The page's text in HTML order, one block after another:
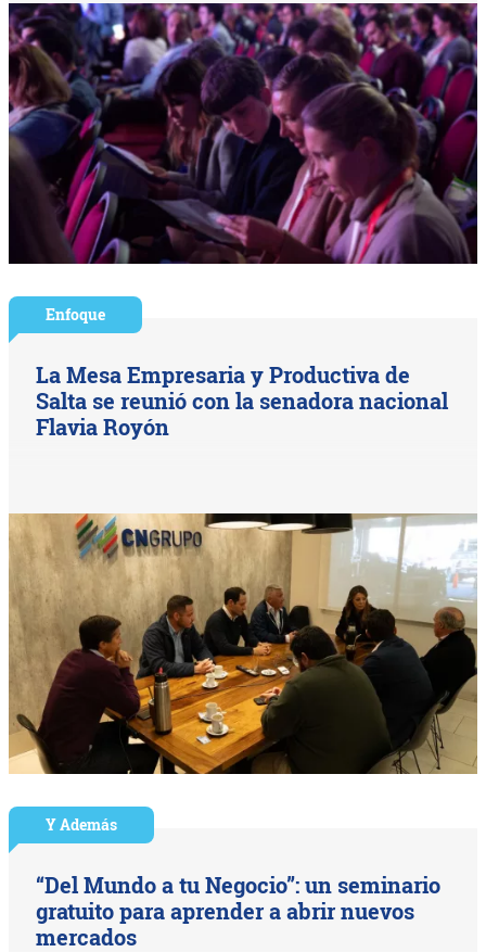
Enfoque
La Mesa Empresaria y Productiva de
Salta se reunió con la senadora nacional
Flavia Royón
Y Además
“Del Mundo a tu Negocio”: un seminario
gratuito para aprender a abrir nuevos
mercados